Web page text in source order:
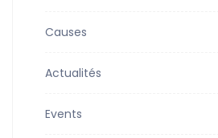
Causes
Actualités
Events